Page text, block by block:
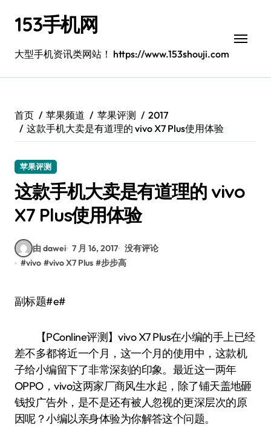
153手机网
大型手机资讯类网站！ https://www.153shouji.com
首页 苹果频道 苹果评测
2017
这款手机大卖是有道理的 vivo X7 Plus使用体验
苹果评测
这款手机大卖是有道理的 vivo
X7 Plus使用体验
由 dawei 7 月 16, 2017 没有评论
#vivo #vivo X7 Plus #步步高
副标题#e#
【PConline评测】vivo X7 Plus在小编的手上已经
差不多都将近一个月，这一个月的使用中，这款机
子给小编留下了非常深刻的印象。最近这一两年
OPPO，vivo这两家厂商风生水起，除了铺天盖地砸
钱投广告外，是不是还有被人忽视的更深层次的原
因呢？小编以亲身体验为你解答这个问题。